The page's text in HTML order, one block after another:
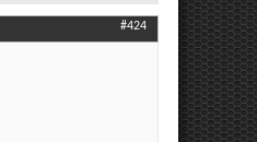
#424